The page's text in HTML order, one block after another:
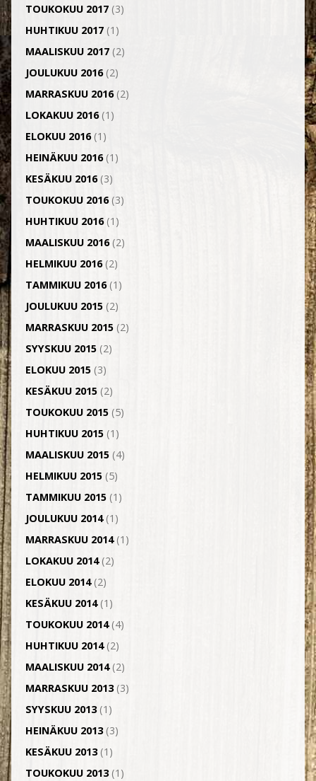
TOUKOKUU 2017(3)
HUHTIKUU 2017(1)
MAALISKUU 2017(2)
JOULUKUU 2016(2)
MARRASKUU 2016(2)
LOKAKUU 2016(1)
ELOKUU 2016(1)
HEINÄKUU 2016(1)
KESÄKUU 2016(3)
TOUKOKUU 2016(3)
HUHTIKUU 2016(1)
MAALISKUU 2016(2)
HELMIKUU 2016(2)
TAMMIKUU 2016(1)
JOULUKUU 2015(2)
MARRASKUU 2015(2)
SYYSKUU 2015(2)
ELOKUU 2015(3)
KESÄKUU 2015(2)
TOUKOKUU 2015(5)
HUHTIKUU 2015(1)
MAALISKUU 2015(4)
HELMIKUU 2015(5)
TAMMIKUU 2015(1)
JOULUKUU 2014(1)
MARRASKUU 2014(1)
LOKAKUU 2014(2)
ELOKUU 2014(2)
KESÄKUU 2014(1)
TOUKOKUU 2014(4)
HUHTIKUU 2014(2)
MAALISKUU 2014(2)
MARRASKUU 2013(3)
SYYSKUU 2013(1)
HEINÄKUU 2013(3)
KESÄKUU 2013(1)
TOUKOKUU 2013(1)